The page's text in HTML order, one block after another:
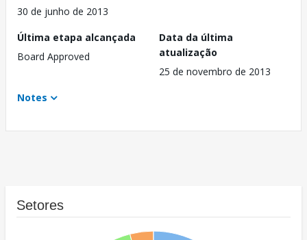
30 de junho de 2013
Última etapa alcançada
Board Approved
Data da última
atualização
25 de novembro de 2013
Notes
Setores